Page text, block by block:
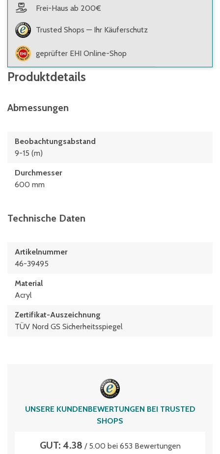
Frei-Haus ab 200€
Trusted Shops — Ihr Käuferschutz
geprüfter EHI Online-Shop
Produktdetails
Abmessungen
Beobachtungsabstand
9-15 (m)
Durchmesser
600 mm
Technische Daten
Artikelnummer
46-39495
Material
Acryl
Zertifikat-Auszeichnung
TÜV Nord GS Sicherheitsspiegel
UNSERE KUNDENBEWERTUNGEN BEI TRUSTED
SHOPS
GUT: 4.38 / 5.00 bei 653 Bewertungen